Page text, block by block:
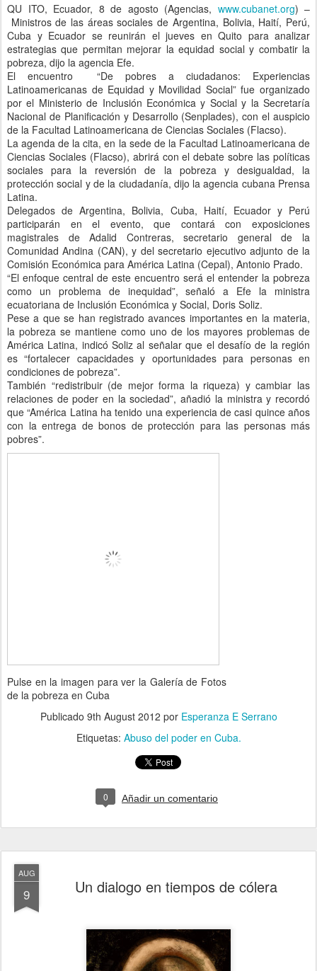
QU ITO, Ecuador, 8 de agosto (Agencias, www.cubanet.org) –
Ministros de las áreas sociales de Argentina, Bolivia, Haití, Perú,
Cuba y Ecuador se reunirán el jueves en Quito para analizar
estrategias que permitan mejorar la equidad social y combatir la
pobreza, dijo la agencia Efe.
El encuentro “De pobres a ciudadanos: Experiencias
Latinoamericanas de Equidad y Movilidad Social” fue organizado
por el Ministerio de Inclusión Económica y Social y la Secretaría
Nacional de Planificación y Desarrollo (Senplades), con el auspicio
de la Facultad Latinoamericana de Ciencias Sociales (Flacso).
La agenda de la cita, en la sede de la Facultad Latinoamericana de
Ciencias Sociales (Flacso), abrirá con el debate sobre las políticas
sociales para la reversión de la pobreza y desigualdad, la
protección social y de la ciudadanía, dijo la agencia cubana Prensa
Latina.
Delegados de Argentina, Bolivia, Cuba, Haití, Ecuador y Perú
participarán en el evento, que contará con exposiciones
magistrales de Adalid Contreras, secretario general de la
Comunidad Andina (CAN), y del secretario ejecutivo adjunto de la
Comisión Económica para América Latina (Cepal), Antonio Prado.
“El enfoque central de este encuentro será el entender la pobreza
como un problema de inequidad”, señaló a Efe la ministra
ecuatoriana de Inclusión Económica y Social, Doris Soliz.
Pese a que se han registrado avances importantes en la materia,
la pobreza se mantiene como uno de los mayores problemas de
América Latina, indicó Soliz al señalar que el desafío de la región
es “fortalecer capacidades y oportunidades para personas en
condiciones de pobreza”.
También “redistribuir (de mejor forma la riqueza) y cambiar las
relaciones de poder en la sociedad”, añadió la ministra y recordó
que “América Latina ha tenido una experiencia de casi quince años
con la entrega de bonos de protección para las personas más
pobres”.
Pulse en la imagen para ver la Galería de Fotos
de la pobreza en Cuba
Publicado 9th August 2012 por Esperanza E Serrano
Etiquetas: Abuso del poder en Cuba.
0 Añadir un comentario
AUG
9 Un dialogo en tiempos de cólera